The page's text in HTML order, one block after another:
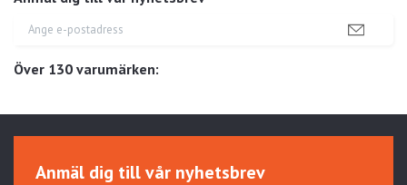
Över 130 varumärken:
Anmäl dig till vår nyhetsbrev